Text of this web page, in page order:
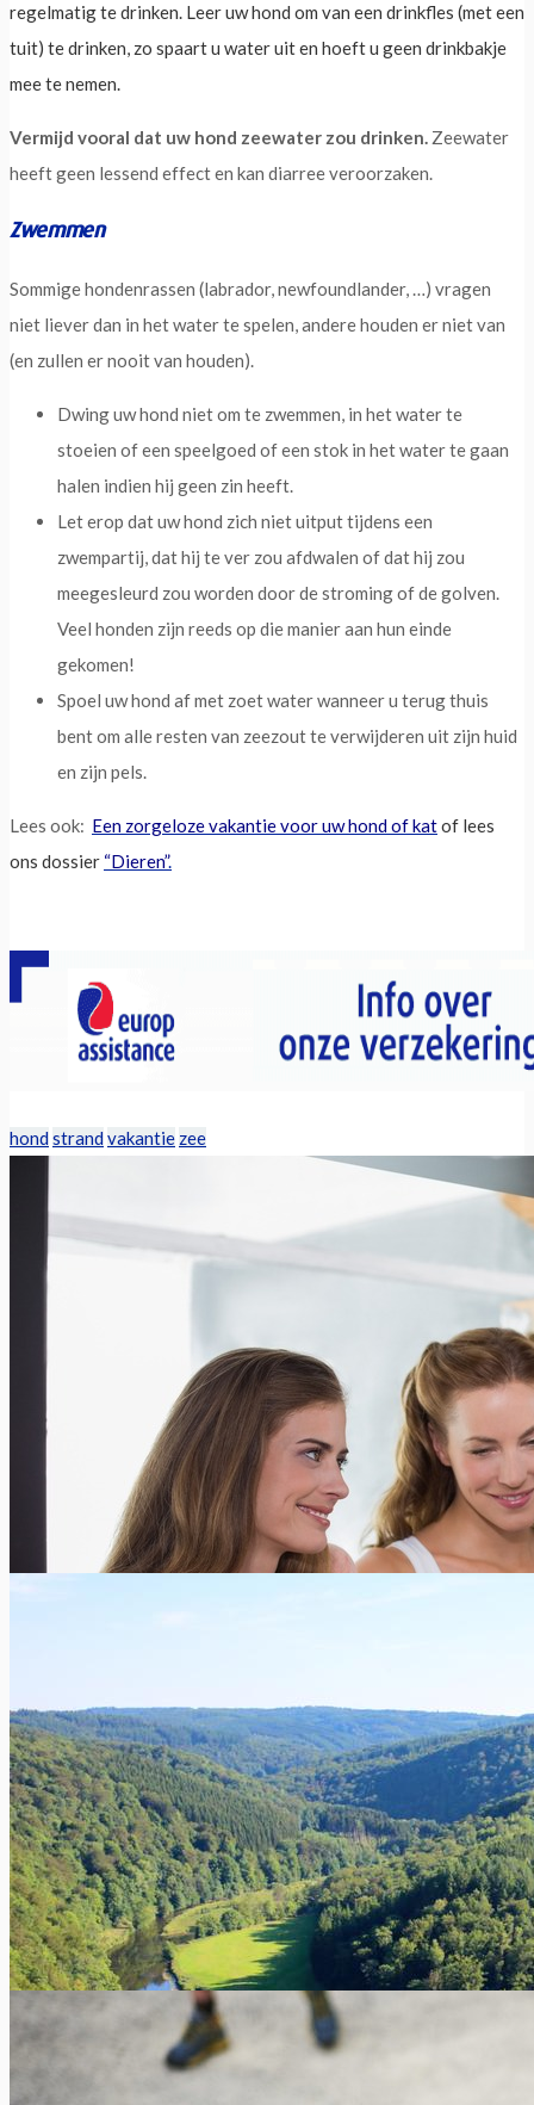
regelmatig te drinken. Leer uw hond om van een drinkfles (met een
tuit) te drinken, zo spaart u water uit en hoeft u geen drinkbakje
mee te nemen.
Vermijd vooral dat uw hond zeewater zou drinken. Zeewater
heeft geen lessend effect en kan diarree veroorzaken.
Zwemmen
Sommige hondenrassen (labrador, newfoundlander, …) vragen
niet liever dan in het water te spelen, andere houden er niet van
(en zullen er nooit van houden).
Dwing uw hond niet om te zwemmen, in het water te
stoeien of een speelgoed of een stok in het water te gaan
halen indien hij geen zin heeft.
Let erop dat uw hond zich niet uitput tijdens een
zwempartij, dat hij te ver zou afdwalen of dat hij zou
meegesleurd zou worden door de stroming of de golven.
Veel honden zijn reeds op die manier aan hun einde
gekomen!
Spoel uw hond af met zoet water wanneer u terug thuis
bent om alle resten van zeezout te verwijderen uit zijn huid
en zijn pels.
Lees ook: Een zorgeloze vakantie voor uw hond of katof lees
ons dossier “Dieren”.
hond strand vakantie zee
Betaalkaarten: kosten in het buitenland